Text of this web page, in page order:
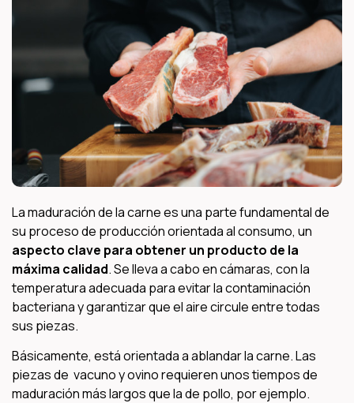
La maduración de la carne es una parte fundamental de
su proceso de producción orientada al consumo, un
aspecto clave para obtener un producto de la
máxima calidad. Se lleva a cabo en cámaras, con la
temperatura adecuada para evitar la contaminación
bacteriana y garantizar que el aire circule entre todas
sus piezas.
Básicamente, está orientada a ablandar la carne. Las
piezas de vacuno y ovino requieren unos tiempos de
maduración más largos que la de pollo, por ejemplo.